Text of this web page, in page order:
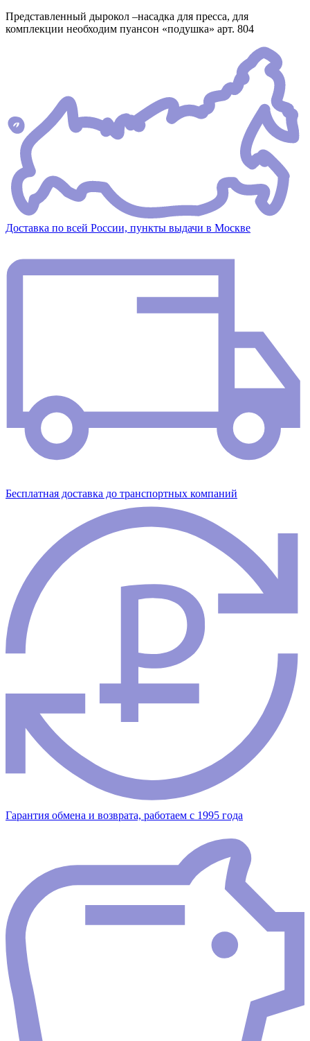
Представленный дырокол –насадка для пресса, для
комплекции необходим пуансон «подушка» арт. 804
Доставка по всей России, пункты выдачи в Москве
Бесплатная доставка до транспортных компаний
Гарантия обмена и возврата, работаем с 1995 года